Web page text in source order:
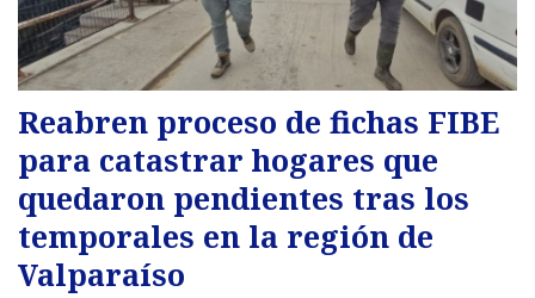
Reabren proceso de fichas FIBE
para catastrar hogares que
quedaron pendientes tras los
temporales en la región de
Valparaíso